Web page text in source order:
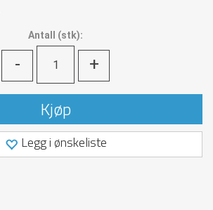
Antall (stk):
- +
Kjøp
Legg i ønskeliste